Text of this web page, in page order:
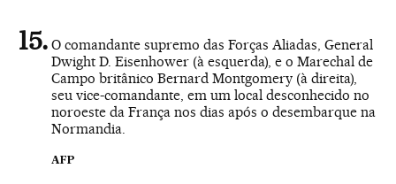
O comandante supremo das Forças Aliadas, General
Dwight D. Eisenhower (à esquerda), e o Marechal de
Campo britânico Bernard Montgomery (à direita),
seu vice-comandante, em um local desconhecido no
noroeste da França nos dias após o desembarque na
Normandia.
AFP